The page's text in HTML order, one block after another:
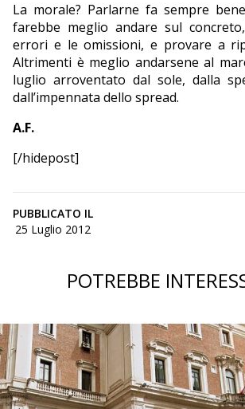
La morale? Parlarne fa sempre
farebbe meglio andare sul
errori e le omissioni, e provare a
Altrimenti è meglio andarsene al
luglio arroventato dal sole, dalla
dall’impennata dello spread.
A.F.
[/hidepost]
PUBBLICATO IL
25 Luglio 2012
POTREBBE